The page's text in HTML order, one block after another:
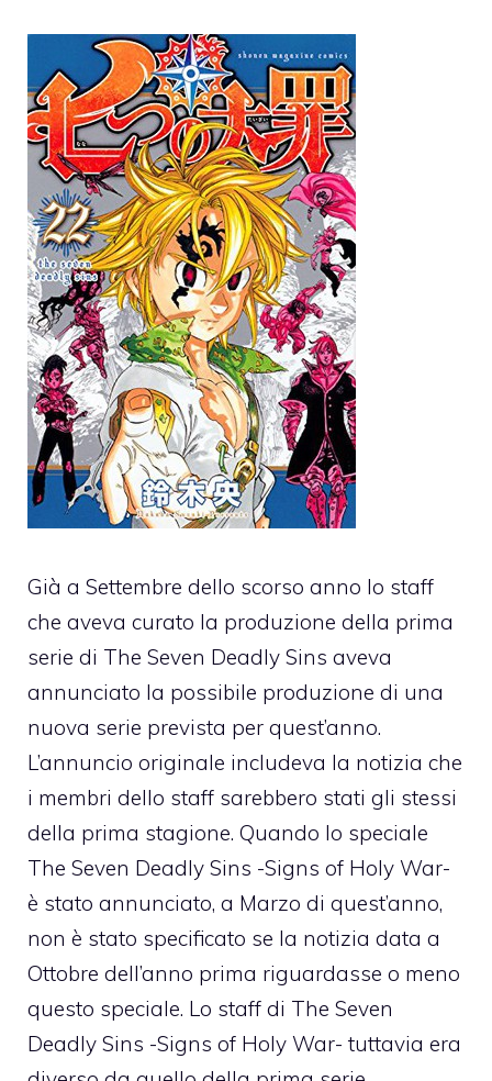
Già a Settembre dello scorso anno lo staff
che aveva curato la produzione della prima
serie di The Seven Deadly Sins aveva
annunciato la possibile produzione di una
nuova serie prevista per quest’anno.
L’annuncio originale includeva la notizia che
i membri dello staff sarebbero stati gli stessi
della prima stagione. Quando lo speciale
The Seven Deadly Sins -Signs of Holy War-
è stato annunciato, a Marzo di quest’anno,
non è stato specificato se la notizia data a
Ottobre dell’anno prima riguardasse o meno
questo speciale. Lo staff di The Seven
Deadly Sins -Signs of Holy War- tuttavia era